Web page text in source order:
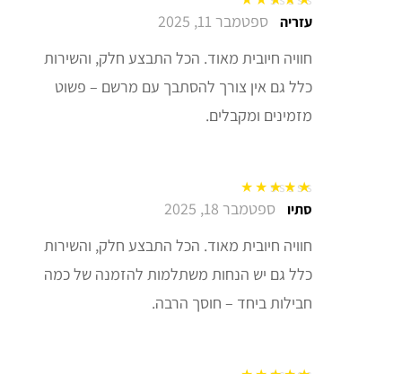
דורג5מתוך 5עזריה ספטמבר 11, 2025
חוויה חיובית מאוד. הכל התבצע חלק, והשירות
כלל גם אין צורך להסתבך עם מרשם – פשוט
מזמינים ומקבלים.
דורג5מתוך 5 סתיו ספטמבר 18, 2025
חוויה חיובית מאוד. הכל התבצע חלק, והשירות
כלל גם יש הנחות משתלמות להזמנה של כמה
חבילות ביחד – חוסך הרבה.